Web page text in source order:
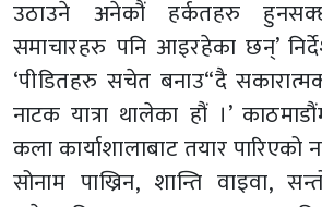
उठाउने अनेकौं हर्कतहरु
समाचारहरु पनि आइरहेका छन्’
‘पीडितहरु सचेत बनाउ“दै
नाटक यात्रा थालेका हौं ।’
कला कार्याशालाबाट तयार पारिएको
सोनाम पाख्रिन, शान्ति वाइवा,